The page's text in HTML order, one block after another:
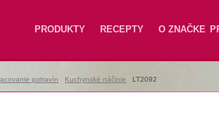
PRODUKTY RECEPTY O ZNAČKE
potravín Kuchynské náčinie LT2092